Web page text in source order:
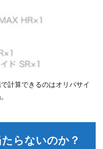
計算できるのはオリパサイ
らないのか？